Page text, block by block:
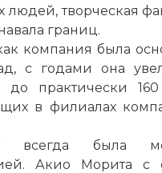
людей, творческая
границ.
компания была
с годами она
до практически
в филиалах
всегда была
Акио Морита с